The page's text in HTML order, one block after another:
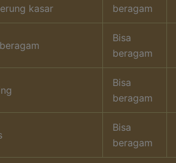
kasar
beragam
Bisa
beragam
Bisa
beragam
Bisa
beragam